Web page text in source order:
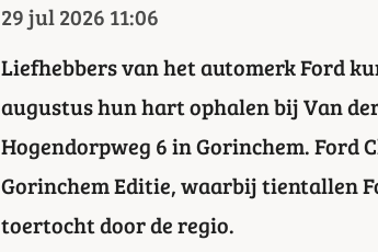
29 jul 2026 11:06
Liefhebbers van het automerk Ford
augustus hun hart ophalen bij Van
Hogendorpweg 6 in Gorinchem. Ford
Gorinchem Editie, waarbij tientallen
toertocht door de regio.